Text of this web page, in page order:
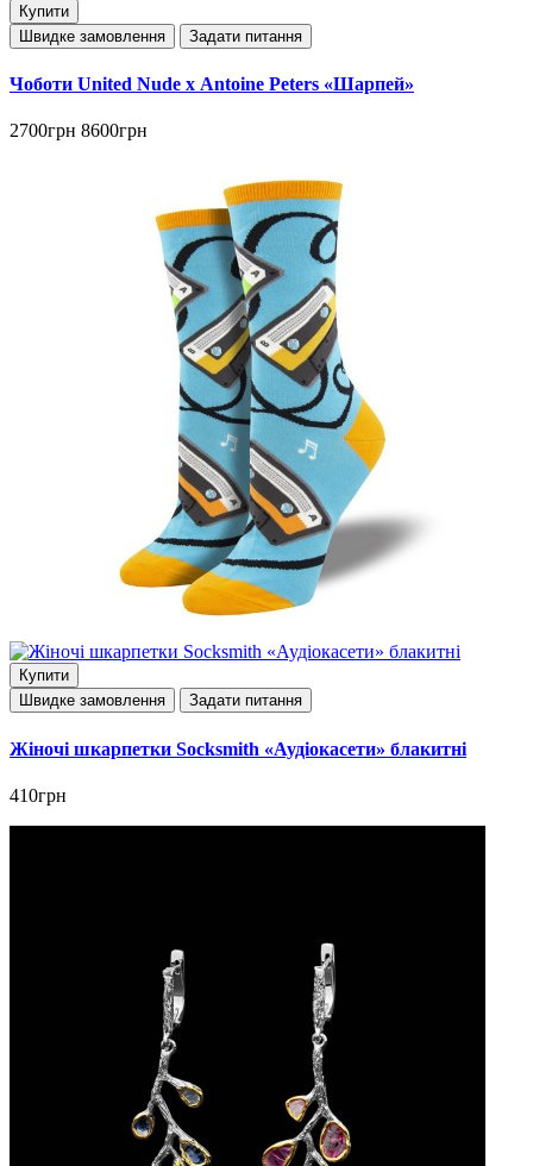
Купити
Швидке замовлення
Задати питання
Чоботи United Nude х Antoine Peters «Шарпей»
2700грн 8600грн
Купити
Швидке замовлення
Задати питання
Жіночі шкарпетки Socksmith «Аудіокасети» блакитні
410грн